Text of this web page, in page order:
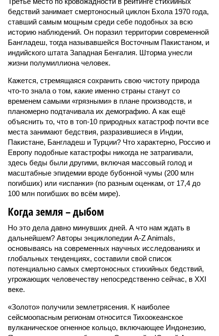
бедствий занимает смертоносный циклон Бхола 1970 года,
ставший самым мощным среди себе подобных за всю
историю наблюдений. Он поразил территории современной
Бангладеш, тогда называвшейся Восточным Пакистаном, и
индийского штата Западная Бенгалия. Шторма унесли
жизни полумиллиона человек.
Кажется, стремящаяся сохранить свою чистоту природа
что-то знала о том, какие именно страны станут со
временем самыми «грязными» в плане производств, и
планомерно подтачивала их демографию. А как ещё
объяснить то, что в топ-10 природных катастроф почти все
места занимают бедствия, разразившиеся в Индии,
Пакистане, Бангладеш и Турции? Что характерно, Россию и
Европу подобные катастрофы никогда не затрагивали,
здесь беды были другими, включая массовый голод и
масштабные эпидемии вроде бубонной чумы (200 млн
погибших) или «испанки» (по разным оценкам, от 17,4 до
100 млн погибших во всём мире).
Когда земля – дыбом
Но это дела давно минувших дней. А что нам ждать в
дальнейшем? Авторы энциклопедии A-Z Animals,
основываясь на современных научных исследованиях и
глобальных тенденциях, составили свой список
потенциально самых смертоносных стихийных бедствий,
угрожающих человечеству непосредственно сейчас, в XXI
веке.
«Золото» получили землетрясения. К наиболее
сейсмоопасным регионам относится Тихоокеанское
вулканическое огненное кольцо, включающее Индонезию,